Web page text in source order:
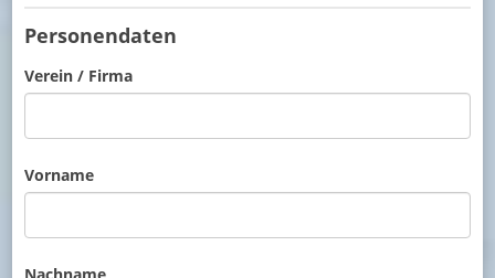
Personendaten
Verein / Firma
Vorname